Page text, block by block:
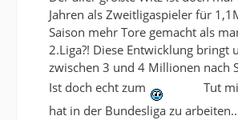
Jahren als Zweitligaspieler für
Saison mehr Tore gemacht als
2.Liga?! Diese Entwicklung
zwischen 3 und 4 Millionen nach
Ist doch echt zum
Tut
hat in der Bundesliga zu